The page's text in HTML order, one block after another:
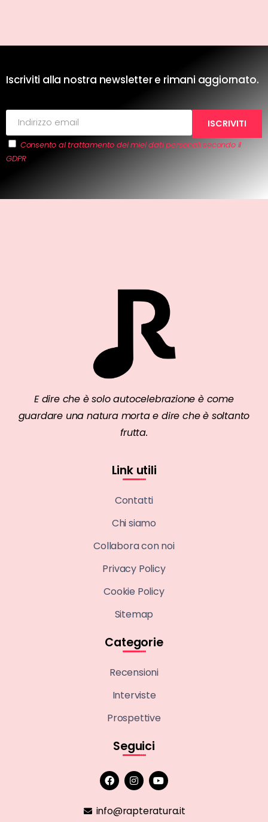
Iscriviti alla nostra newsletter e rimani aggiornato.
Consento al trattamento dei miei dati personali secondo il
GDPR
E dire che è solo autocelebrazione è come
guardare una natura morta e dire che è soltanto
frutta.
Link utili
Contatti
Chi siamo
Collabora con noi
Privacy Policy
Cookie Policy
Sitemap
Categorie
Recensioni
Interviste
Prospettive
Seguici
info@rapteratura.it